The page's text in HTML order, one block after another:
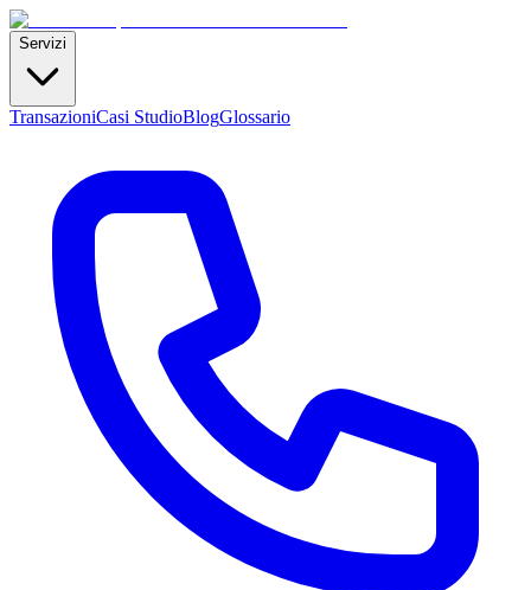
Servizi
TransazioniCasi StudioBlogGlossario